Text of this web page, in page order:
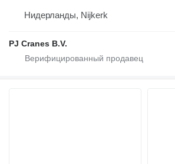
Нидерланды, Nijkerk
PJ Cranes B.V.